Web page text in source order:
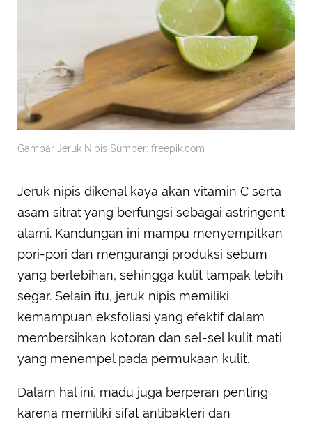
Gambar Jeruk Nipis Sumber: freepik.com
Jeruk nipis dikenal kaya akan vitamin C serta
asam sitrat yang berfungsi sebagai astringent
alami. Kandungan ini mampu menyempitkan
pori-pori dan mengurangi produksi sebum
yang berlebihan, sehingga kulit tampak lebih
segar. Selain itu, jeruk nipis memiliki
kemampuan eksfoliasi yang efektif dalam
membersihkan kotoran dan sel-sel kulit mati
yang menempel pada permukaan kulit.
Dalam hal ini, madu juga berperan penting
karena memiliki sifat antibakteri dan